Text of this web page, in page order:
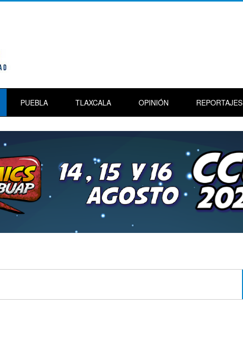
PUEBLA TLAXCALA OPINIÓN REPORTAJES